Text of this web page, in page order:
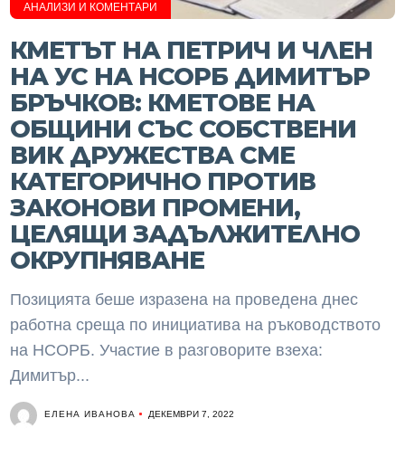
АНАЛИЗИ И КОМЕНТАРИ
КМЕТЪТ НА ПЕТРИЧ И ЧЛЕН
НА УС НА НСОРБ ДИМИТЪР
БРЪЧКОВ: КМЕТОВЕ НА
ОБЩИНИ СЪС СОБСТВЕНИ
ВИК ДРУЖЕСТВА СМЕ
КАТЕГОРИЧНО ПРОТИВ
ЗАКОНОВИ ПРОМЕНИ,
ЦЕЛЯЩИ ЗАДЪЛЖИТЕЛНО
ОКРУПНЯВАНЕ
Позицията беше изразена на проведена днес
работна среща по инициатива на ръководството
на НСОРБ. Участие в разговорите взеха:
Димитър...
ЕЛЕНА ИВАНОВА ДЕКЕМВРИ 7, 2022